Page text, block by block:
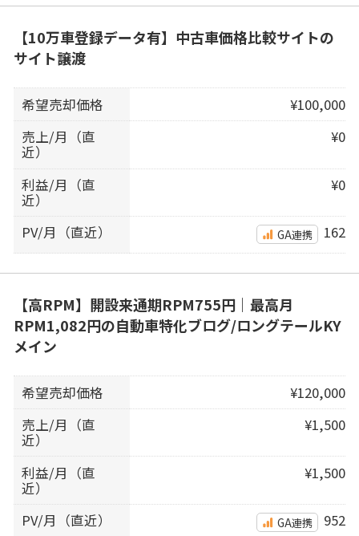
【10万車登録データ有】中古車価格比較サイトの
サイト譲渡
希望売却価格
¥100,000
売上/月（直
近）
¥0
利益/月（直
近）
¥0
PV/月（直近） GA連携 162
【高RPM】開設来通期RPM755円｜最高月
RPM1,082円の自動車特化ブログ/ロングテールKY
メイン
希望売却価格
¥120,000
売上/月（直
近）
¥1,500
利益/月（直
近）
¥1,500
PV/月（直近） GA連携 952